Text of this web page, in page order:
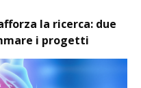
la ricerca: due
i progetti